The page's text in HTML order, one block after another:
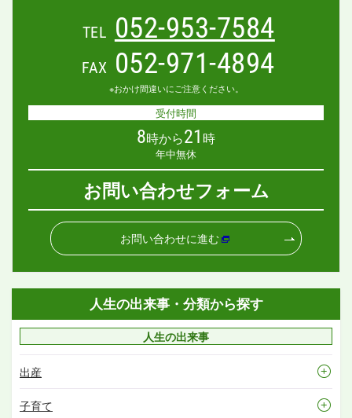
TEL 052-953-7584
FAX 052-971-4894
※おかけ間違いにご注意ください。
受付時間
8時から21 時
年中無休
お問い合わせフォーム
お問い合わせに進む
人生の出来事・分類から探す
人生の出来事
出産
子育て